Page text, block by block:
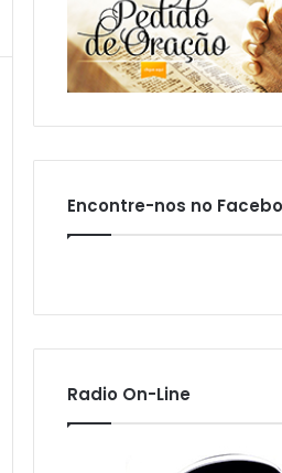
Encontre-nos no
Radio On-Line